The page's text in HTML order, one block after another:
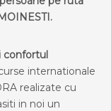
confortul
internationale
realizate cu
in noi un